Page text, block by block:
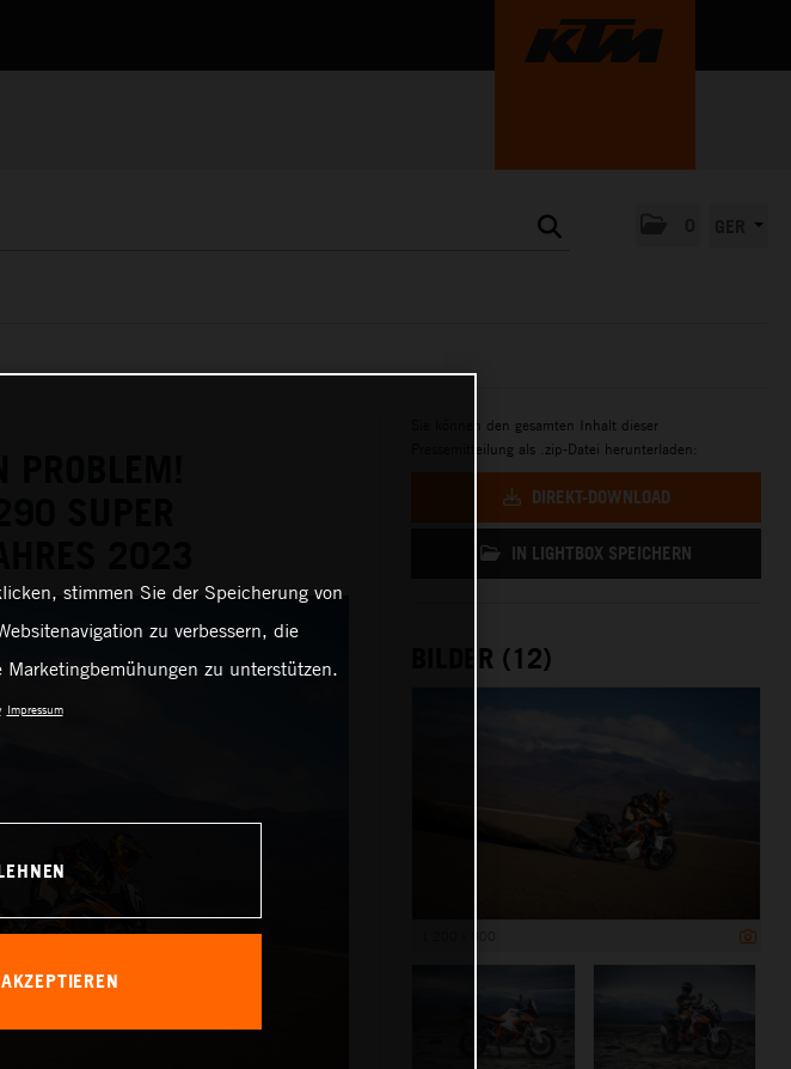
Sie können den gesamten Inhalt dieser
Pressemitteilung als .zip-Datei herunterladen:
DIREKT-DOWNLOAD
IN LIGHTBOX SPEICHERN
BILDER (12)
stimmen Sie der Speicherung von
zu verbessern, die
zu unterstützen.
Impressum